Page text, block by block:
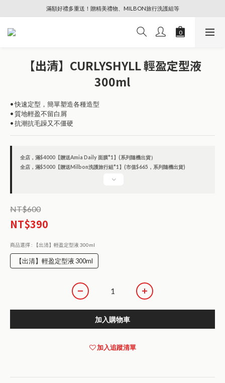
🔥88節專屬奢寵、全館限時優惠【點擊查看】
滿額好禮多重送！贈精美禮物、MILBON旅行洗護組等
🔥88節專屬奢寵、全館限時優惠【點擊查看】
【出清】CURLYSHYLL 輕盈定型液
300ml
• 快速定型，簡單塑造各種造型
• 質地輕盈不留白屑
• 抗潮抗毛躁又不僵硬
全店，滿$4000【贈送Amia Daily 面膜*1】(系列隨機出貨）
全店，滿$5000【贈送Milbon洗護旅行組*1】(市值$665，系列隨機出貨)
NT$600
NT$390
商品選擇 : 【出清】輕盈定型液 300ml
【出清】輕盈定型液 300ml
加入購物車
加入追蹤清單